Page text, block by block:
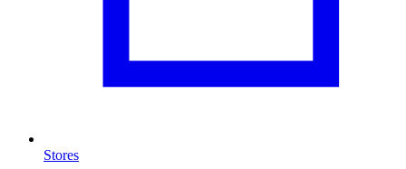
Stores